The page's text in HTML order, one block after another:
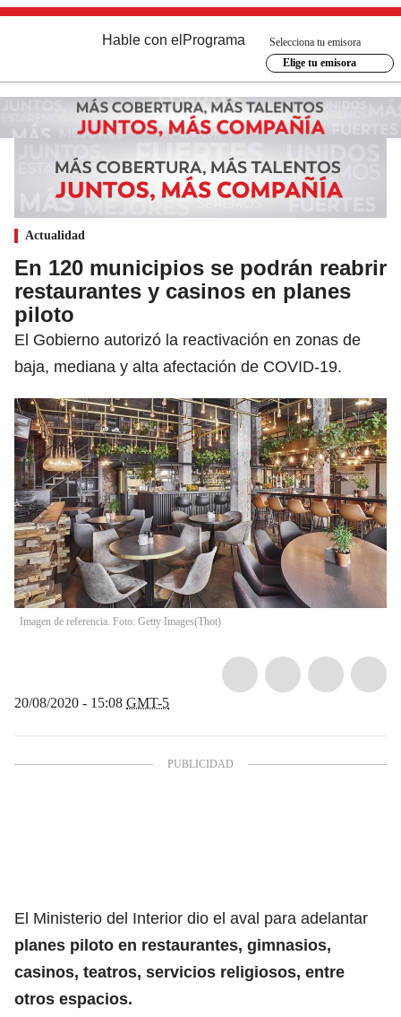
Hable con el Programa
Selecciona tu emisora
Elige tu emisora
Actualidad
En 120 municipios se podrán reabrir
restaurantes y casinos en planes
piloto
El Gobierno autorizó la reactivación en zonas de
baja, mediana y alta afectación de COVID-19.
Imagen de referencia. Foto: Getty Images(Thot)
20/08/2020 - 15:08 GMT-5
El Ministerio del Interior dio el aval para adelantar
planes piloto en restaurantes, gimnasios,
casinos, teatros, servicios religiosos, entre
otros espacios.